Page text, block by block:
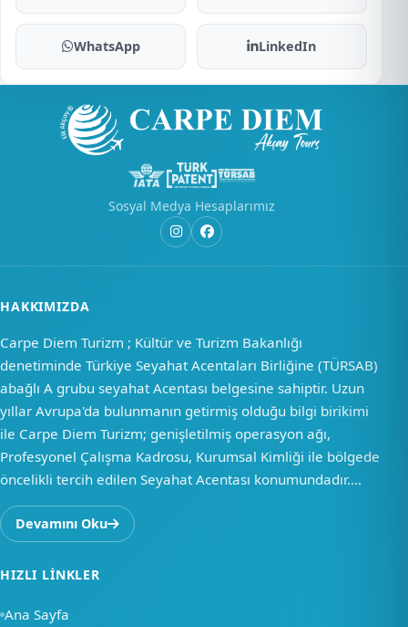
WhatsApp LinkedIn
Sosyal Medya Hesaplarımız
HAKKIMIZDA
Carpe Diem Turizm ; Kültür ve Turizm Bakanlığı
denetiminde Türkiye Seyahat Acentaları Birliğine (TÜRSAB)
abağlı A grubu seyahat Acentası belgesine sahiptir. Uzun
yıllar Avrupa'da bulunmanın getirmiş olduğu bilgi birikimi
ile Carpe Diem Turizm; genişletilmiş operasyon ağı,
Profesyonel Çalışma Kadrosu, Kurumsal Kimliği ile bölgede
öncelikli tercih edilen Seyahat Acentası konumundadır....
Devamını Oku
HIZLI LINKLER
Ana Sayfa